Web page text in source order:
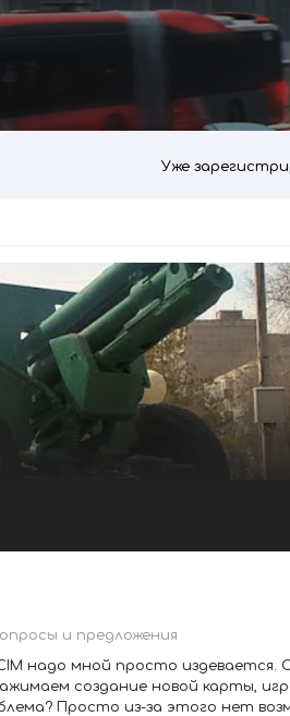
Уже
и предложения
надо мной просто издевается.
создание новой карты,
Просто из-за этого нет